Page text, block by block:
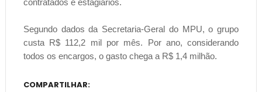
contratados e estagiários.
Segundo dados da Secretaria-Geral do MPU, o grupo
custa R$ 112,2 mil por mês. Por ano, considerando
todos os encargos, o gasto chega a R$ 1,4 milhão.
COMPARTILHAR: